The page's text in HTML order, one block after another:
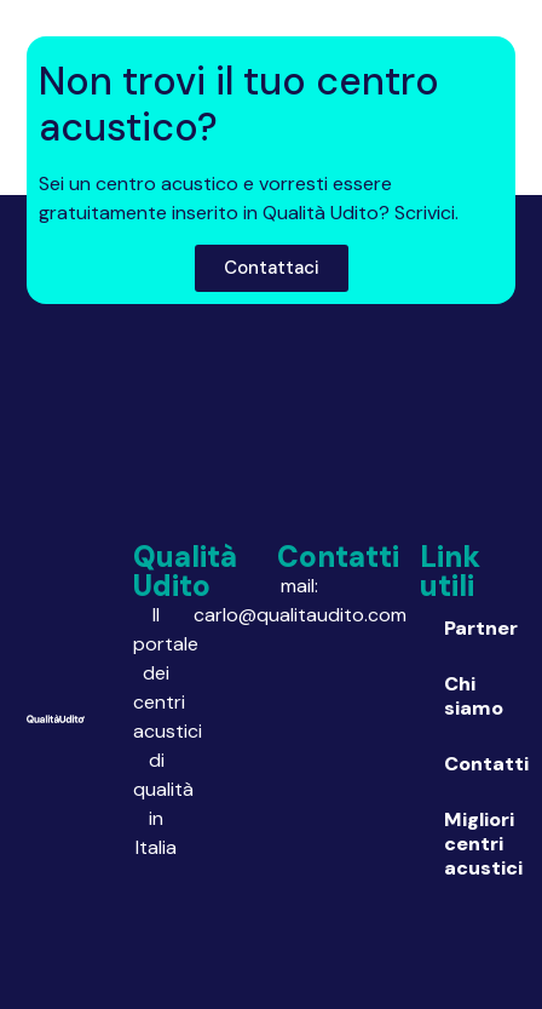
Non trovi il tuo centro
acustico?
Sei un centro acustico e vorresti essere
gratuitamente inserito in Qualità Udito? Scrivici.
Contattaci
Qualità
Udito
Il
portale
dei
centri
acustici
di
qualità
in
Italia
Contatti
mail:
carlo@qualitaudito.com
Link
utili
Partner
Chi
siamo
Contatti
Migliori
centri
acustici